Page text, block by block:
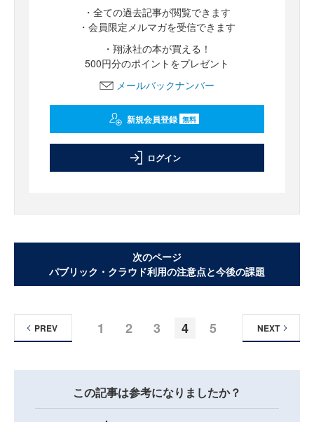
・全ての過去記事が閲覧できます
・会員限定メルマガを受信できます
・翔泳社の本が買える！
500円分のポイントをプレゼント
メールバックナンバー
新規会員登録 無料
ログイン
次のページ
パブリック・クラウド利用の注意点と今後の課題
1 2 3 4 5
PREV NEXT
この記事は参考になりましたか？